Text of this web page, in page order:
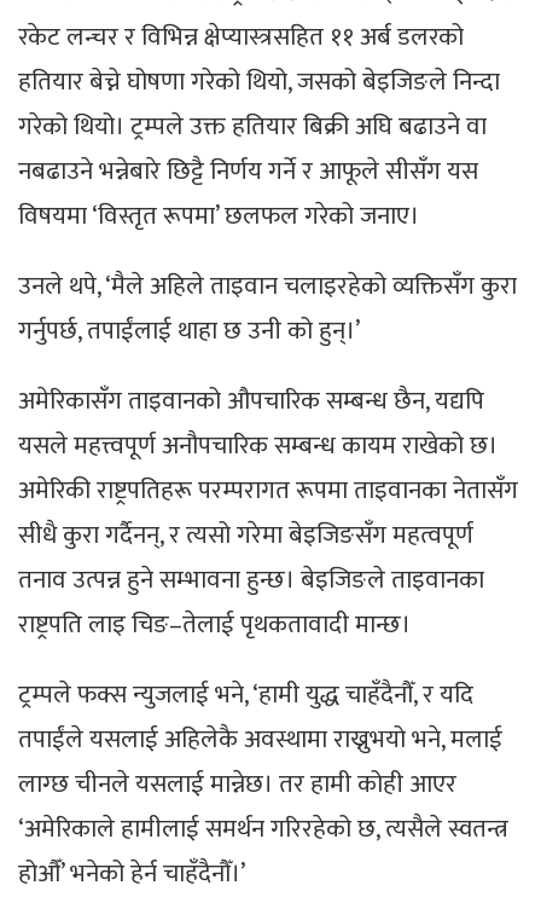
रकेट लन्चर र विभिन्न क्षेप्यास्त्रसहित ११ अर्ब डलरको
हतियार बेच्ने घोषणा गरेको थियो, जसको बेइजिङले निन्दा
गरेको थियो। ट्रम्पले उक्त हतियार बिक्री अघि बढाउने वा
नबढाउने भन्नेबारे छिट्टै निर्णय गर्ने र आफूले सीसँग यस
विषयमा ‘विस्तृत रूपमा’ छलफल गरेको जनाए।
उनले थपे, ‘मैले अहिले ताइवान चलाइरहेको व्यक्तिसँग कुरा
गर्नुपर्छ, तपाईंलाई थाहा छ उनी को हुन्।’
अमेरिकासँग ताइवानको औपचारिक सम्बन्ध छैन, यद्यपि
यसले महत्त्वपूर्ण अनौपचारिक सम्बन्ध कायम राखेको छ।
अमेरिकी राष्ट्रपतिहरू परम्परागत रूपमा ताइवानका नेतासँग
सीधै कुरा गर्दैनन्, र त्यसो गरेमा बेइजिङसँग महत्वपूर्ण
तनाव उत्पन्न हुने सम्भावना हुन्छ। बेइजिङले ताइवानका
राष्ट्रपति लाइ चिङ–तेलाई पृथकतावादी मान्छ।
ट्रम्पले फक्स न्युजलाई भने, ‘हामी युद्ध चाहँदैनौँ, र यदि
तपाईंले यसलाई अहिलेकै अवस्थामा राख्नुभयो भने, मलाई
लाग्छ चीनले यसलाई मान्नेछ। तर हामी कोही आएर
‘अमेरिकाले हामीलाई समर्थन गरिरहेको छ, त्यसैले स्वतन्त्र
होऔँ’ भनेको हेर्न चाहँदैनौँ।’